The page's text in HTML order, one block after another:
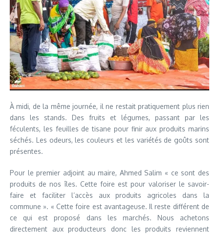
À midi, de la même journée, il ne restait pratiquement plus rien
dans les stands. Des fruits et légumes, passant par les
féculents, les feuilles de tisane pour finir aux produits marins
séchés. Les odeurs, les couleurs et les variétés de goûts sont
présentes.
Pour le premier adjoint au maire, Ahmed Salim « ce sont des
produits de nos îles. Cette foire est pour valoriser le savoir-
faire et faciliter l’accès aux produits agricoles dans la
commune ». « Cette foire est avantageuse. Il reste différent de
ce qui est proposé dans les marchés. Nous achetons
directement aux producteurs donc les produits reviennent